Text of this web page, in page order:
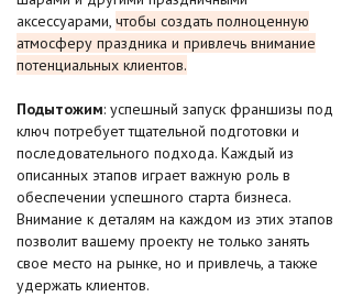
аксессуарами, чтобы создать полноценную
атмосферу праздника и привлечь внимание
потенциальных клиентов.
Подытожим: успешный запуск франшизы под
ключ потребует тщательной подготовки и
последовательного подхода. Каждый из
описанных этапов играет важную роль в
обеспечении успешного старта бизнеса.
Внимание к деталям на каждом из этих этапов
позволит вашему проекту не только занять
свое место на рынке, но и привлечь, а также
удержать клиентов.